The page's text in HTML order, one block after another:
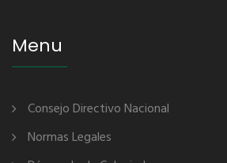
Menu
Consejo Directivo Nacional
Normas Legales